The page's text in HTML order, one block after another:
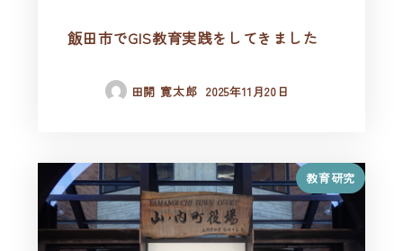
飯田市でGIS教育実践をしてきました
田開 寛太郎 2025年11月20日
教育研究